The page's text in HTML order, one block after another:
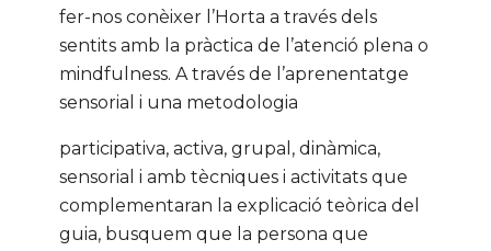
fer-nos conèixer l’Horta a través dels
sentits amb la pràctica de l’atenció plena o
mindfulness. A través de l’aprenentatge
sensorial i una metodologia
participativa, activa, grupal, dinàmica,
sensorial i amb tècniques i activitats que
complementaran la explicació teòrica del
guia, busquem que la persona que